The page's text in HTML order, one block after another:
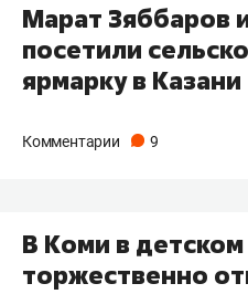
Марат Зяббаров
посетили
ярмарку в Казани
Комментарии 9
В Коми в
торжественно